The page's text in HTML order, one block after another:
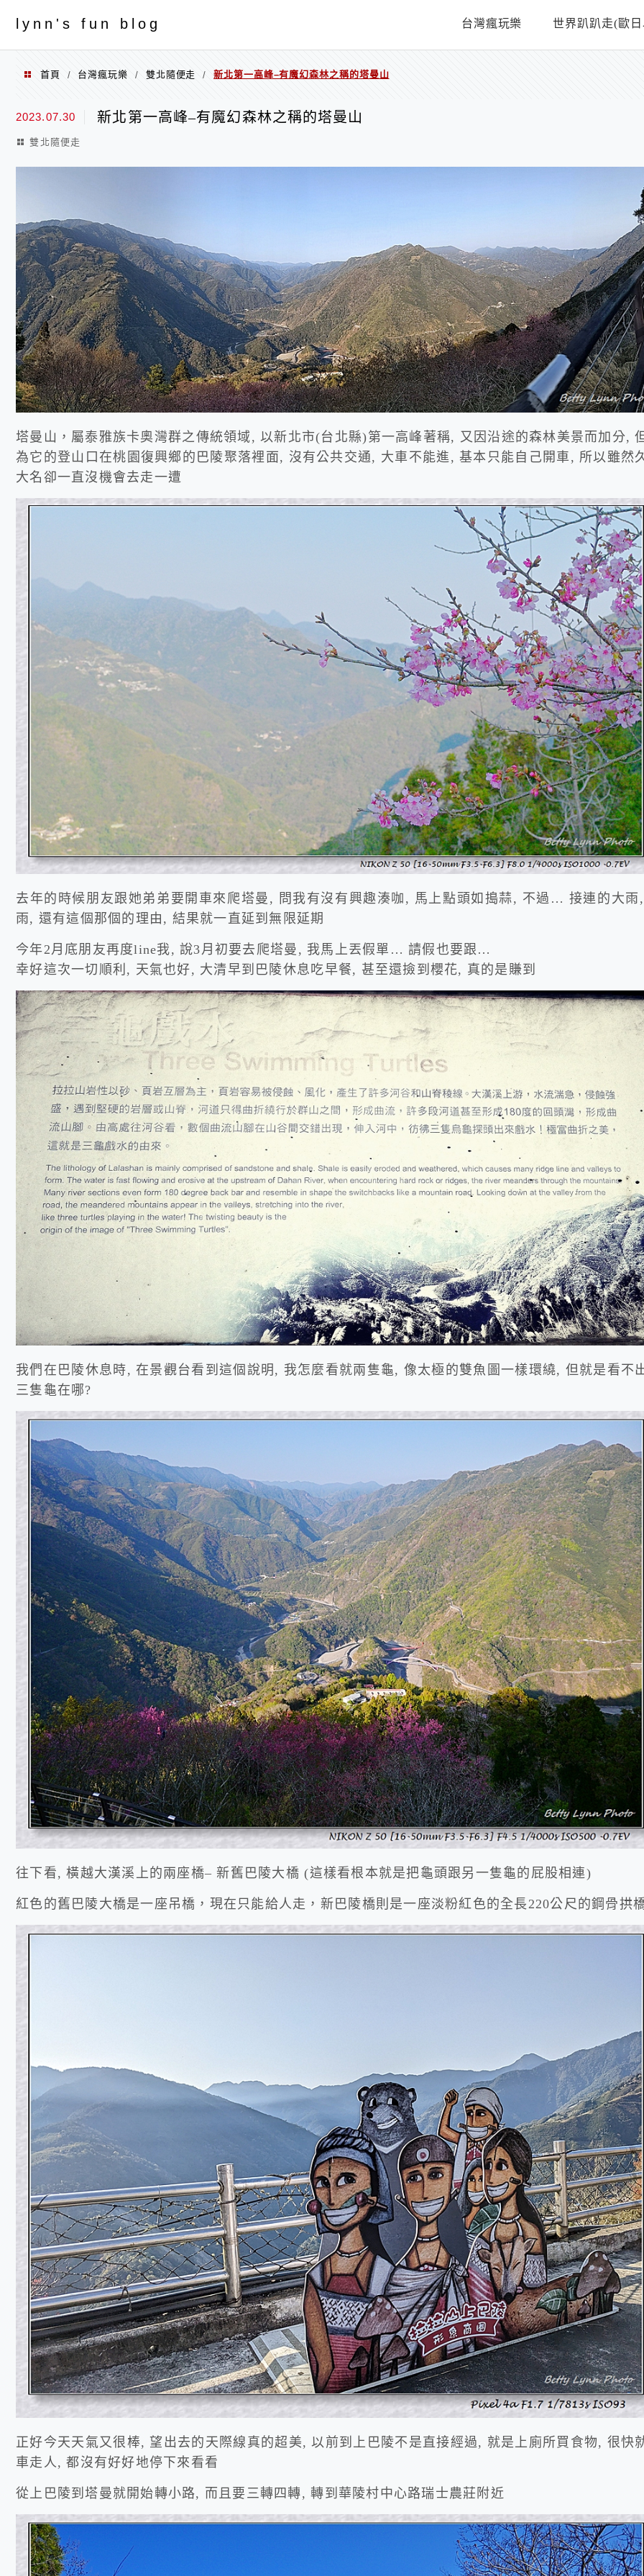
ly nn's fun blog 台灣瘋玩樂 世界趴趴走(歐
首頁 / 台灣瘋玩樂 / 雙北隨便走 / 新北第一高峰–有魔幻森林之稱的塔曼山
2023.07.30 新北第一高峰–有魔幻森林之稱的塔曼山
雙北隨便走
塔曼山，屬泰雅族卡奧灣群之傳統領域, 以新北市(台北縣)第一高峰著稱, 又因沿途的森林美景而加分,
為它的登山口在桃園復興鄉的巴陵聚落裡面, 沒有公共交通, 大車不能進, 基本只能自己開車, 所以雖然
大名卻一直沒機會去走一遭
去年的時候朋友跟她弟弟要開車來爬塔曼, 問我有沒有興趣湊咖, 馬上點頭如搗蒜, 不過… 接連的大雨
雨, 還有這個那個的理由, 結果就一直延到無限延期
今年2月底朋友再度line我, 說3月初要去爬塔曼, 我馬上丟假單… 請假也要跟…
幸好這次一切順利, 天氣也好, 大清早到巴陵休息吃早餐, 甚至還撿到櫻花, 真的是賺到
我們在巴陵休息時, 在景觀台看到這個說明, 我怎麼看就兩隻龜, 像太極的雙魚圖一樣環繞, 但就是看不
三隻龜在哪?
往下看, 橫越大漢溪上的兩座橋– 新舊巴陵大橋 (這樣看根本就是把龜頭跟另一隻龜的屁股相連)
紅色的舊巴陵大橋是一座吊橋，現在只能給人走，新巴陵橋則是一座淡粉紅色的全長220公尺的鋼骨拱
正好今天天氣又很棒, 望出去的天際線真的超美, 以前到上巴陵不是直接經過, 就是上廁所買食物, 很快
車走人, 都沒有好好地停下來看看
從上巴陵到塔曼就開始轉小路, 而且要三轉四轉, 轉到華陵村中心路瑞士農莊附近